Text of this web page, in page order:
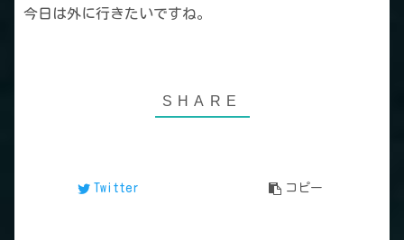
今日は外に行きたいですね。
Twitter コピー